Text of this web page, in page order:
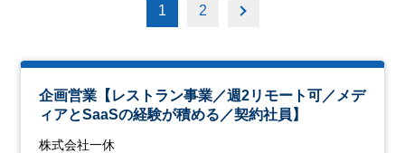
1 2
企画営業【レストラン事業／週2リモート可／メデ
ィアとSaaSの経験が積める／契約社員】
株式会社一休